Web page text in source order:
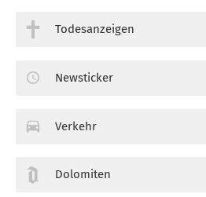
Todesanzeigen
Newsticker
Verkehr
Dolomiten